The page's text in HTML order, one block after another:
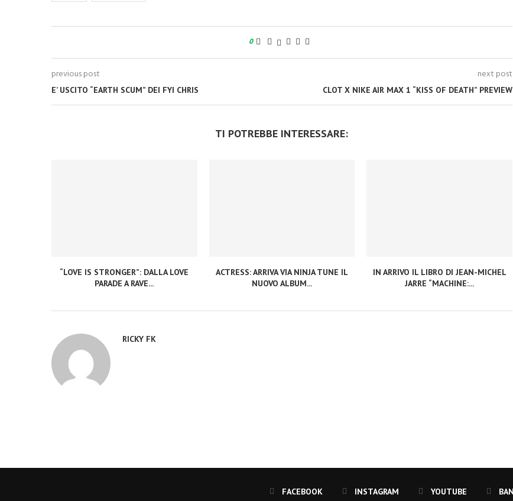
0
previous post
E’ USCITO “EARTH SCUM” DEI FYI CHRIS
next post
CLOT X NIKE AIR MAX 1 “KISS OF DEATH” PREVIEW
TI POTREBBE INTERESSARE:
“LOVE IS STRONGER”: DALLA LOVE
PARADE A RAVE...
ACTRESS: ARRIVA VIA NINJA TUNE IL
NUOVO ALBUM...
IN ARRIVO IL LIBRO DI JEAN-MICHEL
JARRE “MACHINE:...
RICKY FK
FACEBOOK INSTAGRAM YOUTUBE